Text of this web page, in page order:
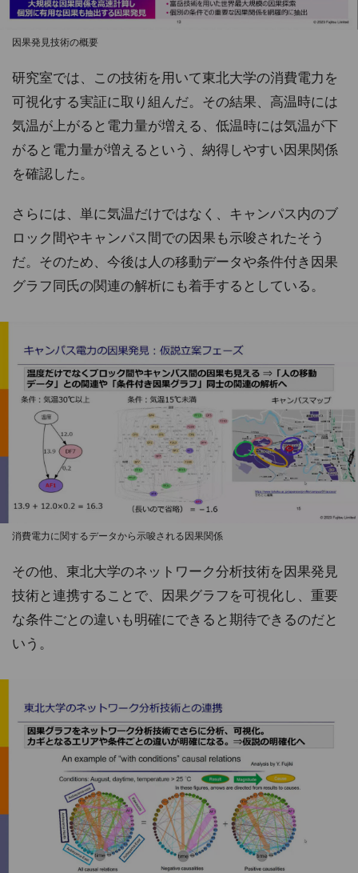
因果発見技術の概要
研究室では、この技術を用いて東北大学の消費電力を
可視化する実証に取り組んだ。その結果、高温時には
気温が上がると電力量が増える、低温時には気温が下
がると電力量が増えるという、納得しやすい因果関係
を確認した。
さらには、単に気温だけではなく、キャンパス内のブ
ロック間やキャンパス間での因果も示唆されたそう
だ。そのため、今後は人の移動データや条件付き因果
グラフ同氏の関連の解析にも着手するとしている。
消費電力に関するデータから示唆される因果関係
その他、東北大学のネットワーク分析技術を因果発見
技術と連携することで、因果グラフを可視化し、重要
な条件ごとの違いも明確にできると期待できるのだと
いう。